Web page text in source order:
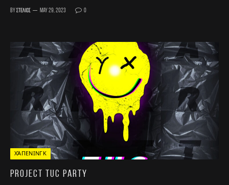
ByΣτέλιος May 29, 2023 0
ΧΆΠΕΝΙΝΓΚ
Project TUC Party